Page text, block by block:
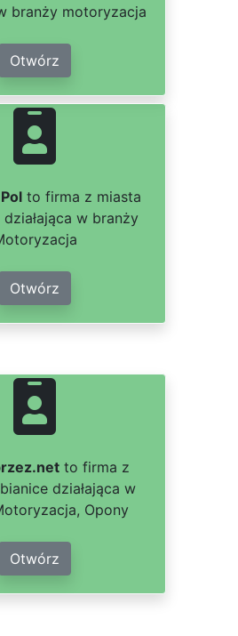
branży motoryzacja
Otwórz
to firma z miasta
działająca w branży
Otwórz
to firma z
działająca w
Opony
Otwórz